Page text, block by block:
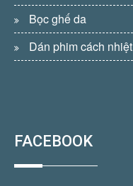
Bọc ghế da
Dán phim cách nhiệt
FACEBOOK